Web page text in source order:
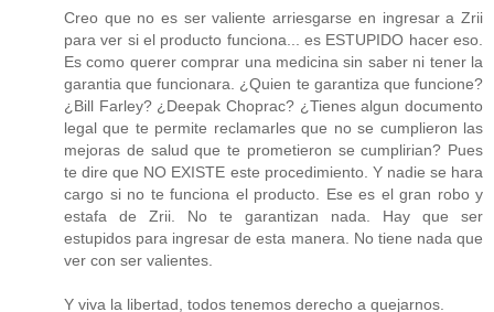
Creo que no es ser valiente arriesgarse en ingresar a Zrii
para ver si el producto funciona... es ESTUPIDO hacer eso.
Es como querer comprar una medicina sin saber ni tener la
garantia que funcionara. ¿Quien te garantiza que funcione?
¿Bill Farley? ¿Deepak Choprac? ¿Tienes algun documento
legal que te permite reclamarles que no se cumplieron las
mejoras de salud que te prometieron se cumplirian? Pues
te dire que NO EXISTE este procedimiento. Y nadie se hara
cargo si no te funciona el producto. Ese es el gran robo y
estafa de Zrii. No te garantizan nada. Hay que ser
estupidos para ingresar de esta manera. No tiene nada que
ver con ser valientes.
Y viva la libertad, todos tenemos derecho a quejarnos.